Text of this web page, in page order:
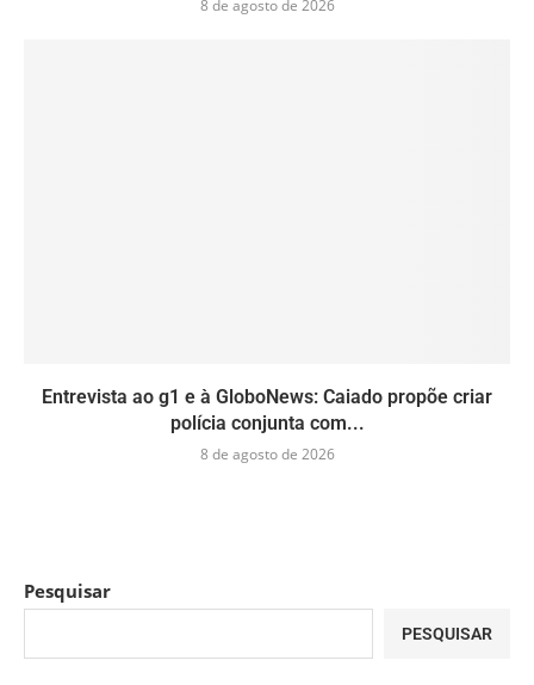
8 de agosto de 2026
Entrevista ao g1 e à GloboNews: Caiado propõe criar
polícia conjunta com...
8 de agosto de 2026
Pesquisar
PESQUISAR